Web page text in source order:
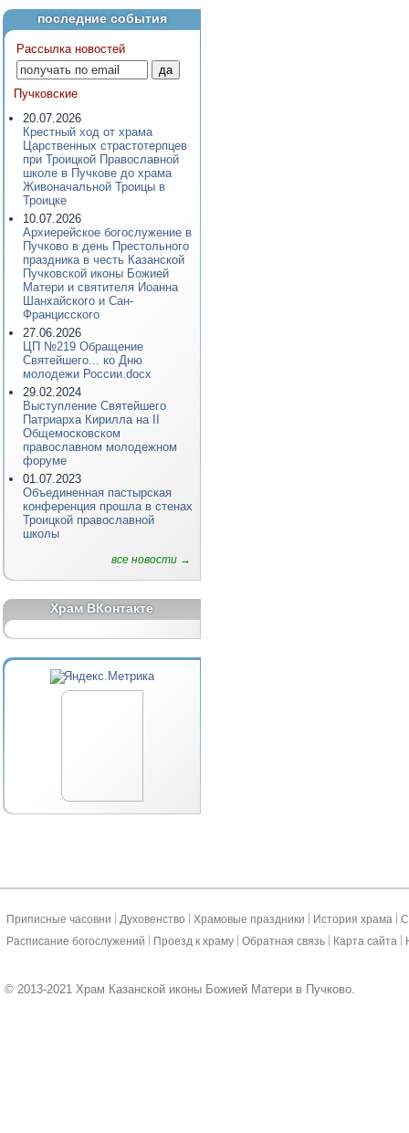
последние события
Рассылка новостей
Пучковские
20.07.2026
Крестный ход от храма
Царственных страстотерпцев
при Троицкой Православной
школе в Пучкове до храма
Живоначальной Троицы в
Троицке
10.07.2026
Архиерейское богослужение в
Пучково в день Престольного
праздника в честь Казанской
Пучковской иконы Божией
Матери и святителя Иоанна
Шанхайского и Сан-
Францисского
27.06.2026
ЦП №219 Обращение
Святейшего... ко Дню
молодежи России.docx
29.02.2024
Выступление Святейшего
Патриарха Кирилла на II
Общемосковском
православном молодежном
форуме
01.07.2023
Объединенная пастырская
конференция прошла в стенах
Троицкой православной
школы
все новости →
Храм ВКонтакте
Приписные часовни Духовенство Храмовые праздники История храма
Расписание богослужений
Проезд к храму Обратная связь Карта сайта
© 2013-2021 Храм Казанской иконы Божией Матери в Пучково.